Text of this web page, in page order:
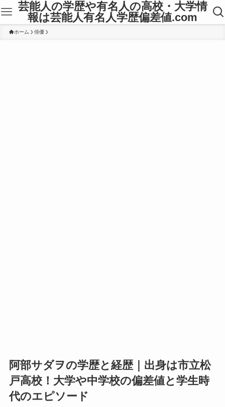
芸能人の学歴や有名人の高校・大学情
報は芸能人有名人学歴偏差値.com
ホーム 俳優
阿部サダヲの学歴と経歴｜出身は市立松
戸高校！大学や中学校の偏差値と学生時
代のエピソード